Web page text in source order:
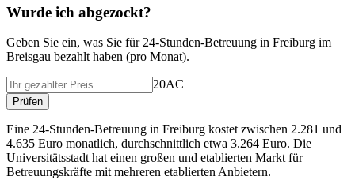
Wurde ich abgezockt?
Geben Sie ein, was Sie für 24-Stunden-Betreuung in Freiburg im
Breisgau bezahlt haben (pro Monat).
20AC
Prüfen
Eine 24-Stunden-Betreuung in Freiburg kostet zwischen 2.281 und
4.635 Euro monatlich, durchschnittlich etwa 3.264 Euro. Die
Universitätsstadt hat einen großen und etablierten Markt für
Betreuungskräfte mit mehreren etablierten Anbietern.